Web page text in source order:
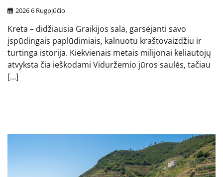
2026 6 Rugpjūčio
Kreta – didžiausia Graikijos sala, garsėjanti savo
įspūdingais paplūdimiais, kalnuotu kraštovaizdžiu ir
turtinga istorija. Kiekvienais metais milijonai keliautojų
atvyksta čia ieškodami Viduržemio jūros saulės, tačiau
[…]